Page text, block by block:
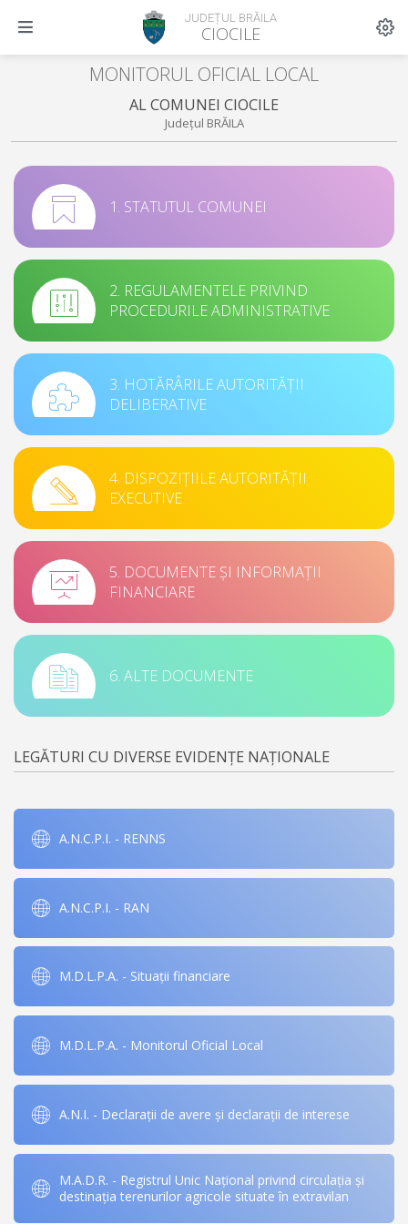
JUDEȚUL BRĂILA
CIOCILE
MONITORUL OFICIAL LOCAL
AL COMUNEI CIOCILE
Județul BRĂILA
1. STATUTUL COMUNEI
2. REGULAMENTELE PRIVIND
PROCEDURILE ADMINISTRATIVE
3. HOTĂRÂRILE AUTORITĂȚII
DELIBERATIVE
4. DISPOZIȚIILE AUTORITĂȚII
EXECUTIVE
5. DOCUMENTE ȘI INFORMAȚII
FINANCIARE
6. ALTE DOCUMENTE
LEGĂTURI CU DIVERSE EVIDENȚE NAȚIONALE
A.N.C.P.I. - RENNS
A.N.C.P.I. - RAN
M.D.L.P.A. - Situații financiare
M.D.L.P.A. - Monitorul Oficial Local
A.N.I. - Declarații de avere și declarații de interese
M.A.D.R. - Registrul Unic Național privind circulația și
destinația terenurilor agricole situate în extravilan